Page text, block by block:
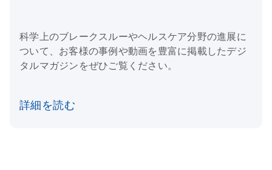
科学上のブレークスルーやヘルスケア分野の進展に
ついて、お客様の事例や動画を豊富に掲載したデジ
タルマガジンをぜひご覧ください。
詳細を読む